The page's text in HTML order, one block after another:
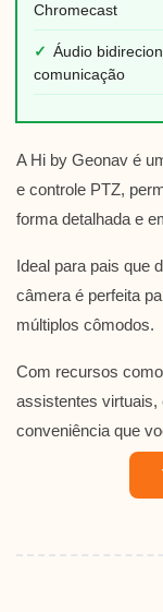
Chromecast
✓ Áudio
comunicação
A Hi by Geonav é
e controle PTZ,
forma detalhada e
Ideal para pais que
câmera é perfeita
múltiplos cômodos.
Com recursos
assistentes virtuais,
conveniência que